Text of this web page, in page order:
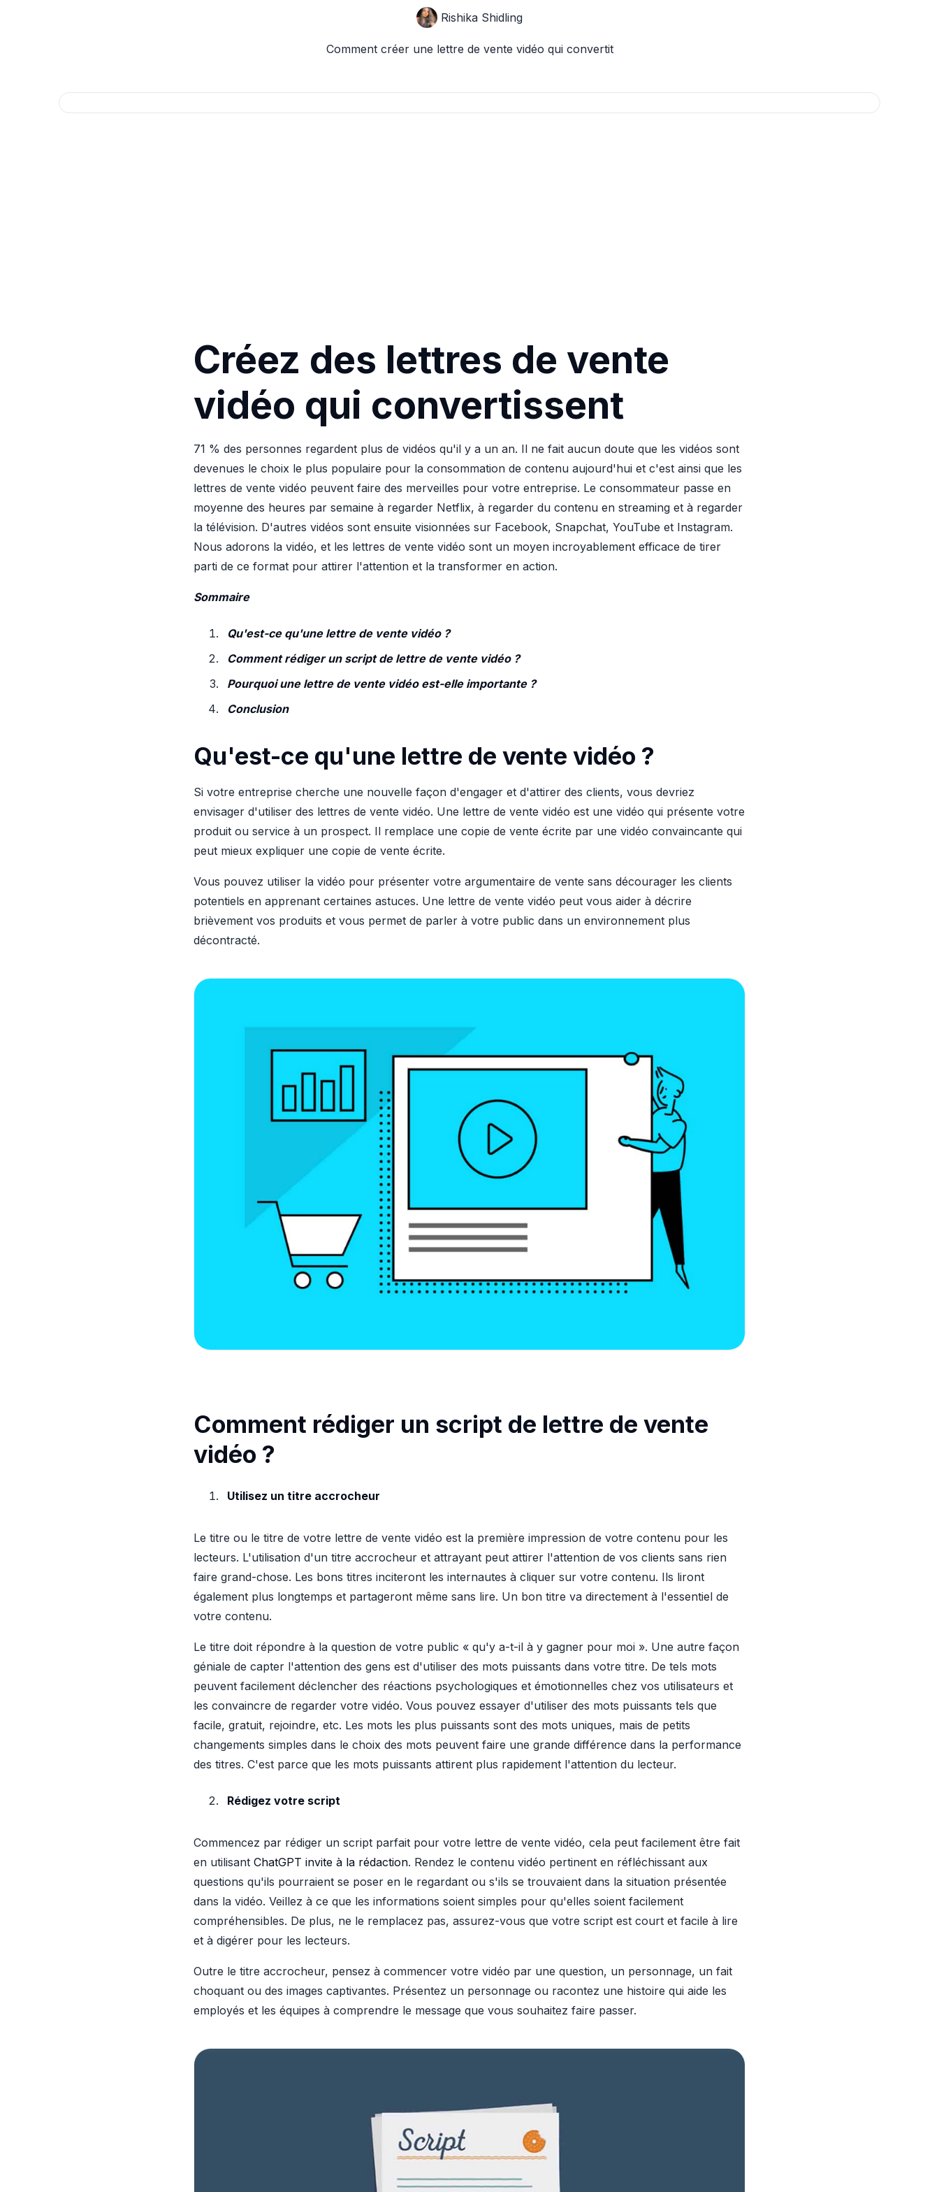
Rishika Shidling
Comment créer une lettre de vente vidéo qui convertit
Créez des lettres de vente
vidéo qui convertissent
71 % des personnes regardent plus de vidéos qu'il y a un an. Il ne fait aucun doute que les vidéos sont
devenues le choix le plus populaire pour la consommation de contenu aujourd'hui et c'est ainsi que les
lettres de vente vidéo peuvent faire des merveilles pour votre entreprise. Le consommateur passe en
moyenne des heures par semaine à regarder Netflix, à regarder du contenu en streaming et à regarder
la télévision. D'autres vidéos sont ensuite visionnées sur Facebook, Snapchat, YouTube et Instagram.
Nous adorons la vidéo, et les lettres de vente vidéo sont un moyen incroyablement efficace de tirer
parti de ce format pour attirer l'attention et la transformer en action.
Sommaire
Qu'est-ce qu'une lettre de vente vidéo ?
Comment rédiger un script de lettre de vente vidéo ?
Pourquoi une lettre de vente vidéo est-elle importante ?
Conclusion
Qu'est-ce qu'une lettre de vente vidéo ?
Si votre entreprise cherche une nouvelle façon d'engager et d'attirer des clients, vous devriez
envisager d'utiliser des lettres de vente vidéo. Une lettre de vente vidéo est une vidéo qui présente votre
produit ou service à un prospect. Il remplace une copie de vente écrite par une vidéo convaincante qui
peut mieux expliquer une copie de vente écrite.
Vous pouvez utiliser la vidéo pour présenter votre argumentaire de vente sans décourager les clients
potentiels en apprenant certaines astuces. Une lettre de vente vidéo peut vous aider à décrire
brièvement vos produits et vous permet de parler à votre public dans un environnement plus
décontracté.
Comment rédiger un script de lettre de vente
vidéo ?
Utilisez un titre accrocheur
Le titre ou le titre de votre lettre de vente vidéo est la première impression de votre contenu pour les
lecteurs. L'utilisation d'un titre accrocheur et attrayant peut attirer l'attention de vos clients sans rien
faire grand-chose. Les bons titres inciteront les internautes à cliquer sur votre contenu. Ils liront
également plus longtemps et partageront même sans lire. Un bon titre va directement à l'essentiel de
votre contenu.
Le titre doit répondre à la question de votre public « qu'y a-t-il à y gagner pour moi ». Une autre façon
géniale de capter l'attention des gens est d'utiliser des mots puissants dans votre titre. De tels mots
peuvent facilement déclencher des réactions psychologiques et émotionnelles chez vos utilisateurs et
les convaincre de regarder votre vidéo. Vous pouvez essayer d'utiliser des mots puissants tels que
facile, gratuit, rejoindre, etc. Les mots les plus puissants sont des mots uniques, mais de petits
changements simples dans le choix des mots peuvent faire une grande différence dans la performance
des titres. C'est parce que les mots puissants attirent plus rapidement l'attention du lecteur.
Rédigez votre script
Commencez par rédiger un script parfait pour votre lettre de vente vidéo, cela peut facilement être fait
en utilisant ChatGPT invite à la rédaction. Rendez le contenu vidéo pertinent en réfléchissant aux
questions qu'ils pourraient se poser en le regardant ou s'ils se trouvaient dans la situation présentée
dans la vidéo. Veillez à ce que les informations soient simples pour qu'elles soient facilement
compréhensibles. De plus, ne le remplacez pas, assurez-vous que votre script est court et facile à lire
et à digérer pour les lecteurs.
Outre le titre accrocheur, pensez à commencer votre vidéo par une question, un personnage, un fait
choquant ou des images captivantes. Présentez un personnage ou racontez une histoire qui aide les
employés et les équipes à comprendre le message que vous souhaitez faire passer.